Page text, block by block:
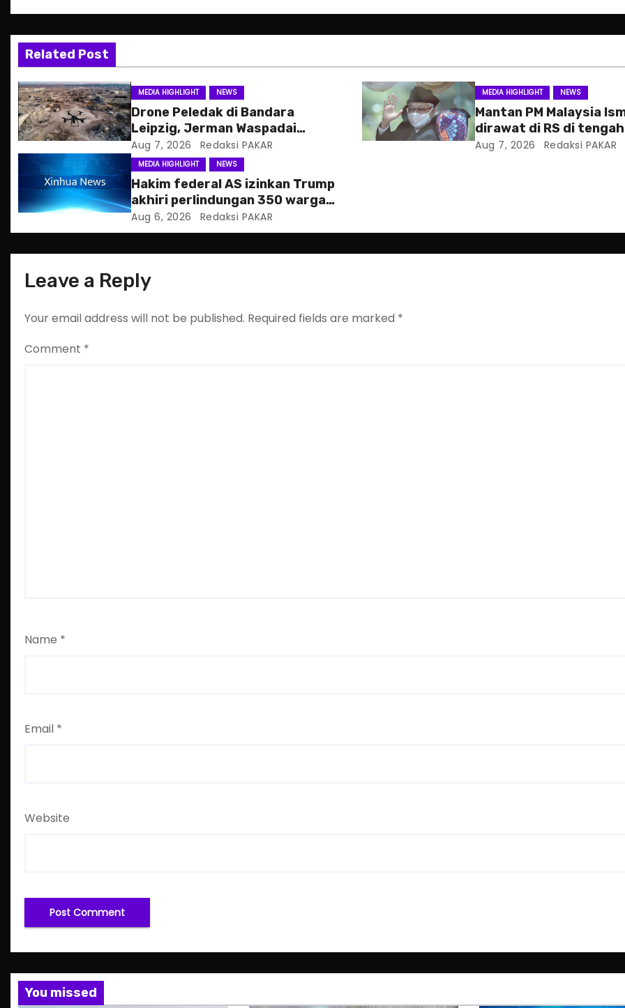
v
i
g
a
t
i
o
n
Related Post
MEDIA HIGHLIGHT NEWS
Drone Peledak di Bandara
Leipzig, Jerman Waspadai
Serangan Hibrida Rusia
Aug 7, 2026 Redaksi PAKAR
MEDIA HIGHLIGHT NEWS
Mantan PM Malaysia
dirawat di RS di
hukum
Aug 7, 2026 Redaksi PAKAR
MEDIA HIGHLIGHT NEWS
Hakim federal AS izinkan Trump
akhiri perlindungan 350 warga
Haiti
Aug 6, 2026 Redaksi PAKAR
Leave a Reply
Your email address will not be published. Required fields are marked *
Comment *
Name *
Email *
Website
You missed